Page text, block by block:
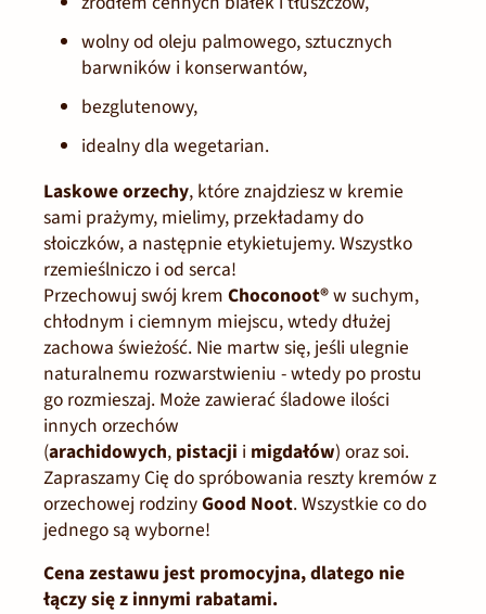
wolny od oleju palmowego, sztucznych
barwników i konserwantów,
bezglutenowy,
idealny dla wegetarian.
Laskowe orzechy, które znajdziesz w kremie
sami prażymy, mielimy, przekładamy do
słoiczków, a następnie etykietujemy. Wszystko
rzemieślniczo i od serca!
Przechowuj swój krem Choconoot®w suchym,
chłodnym i ciemnym miejscu, wtedy dłużej
zachowa świeżość. Nie martw się, jeśli ulegnie
naturalnemu rozwarstwieniu - wtedy po prostu
go rozmieszaj. Może zawierać śladowe ilości
innych orzechów
(arachidowych, pistacji i migdałów) oraz soi.
Zapraszamy Cię do spróbowania reszty kremów z
orzechowej rodzinyGood Noot. Wszystkie co do
jednego są wyborne!
Cena zestawu jest promocyjna, dlatego nie
łączy się z innymi rabatami.